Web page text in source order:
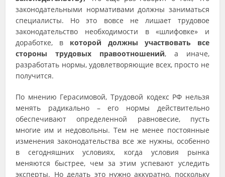
законодательными нормативами должны заниматься
специалисты. Но это вовсе не лишает трудовое
законодательство необходимости в «шлифовке» и
доработке, в которой должны участвовать все
стороны трудовых правоотношений, а иначе,
разработать нормы, удовлетворяющие всех, просто не
получится.
По мнению Герасимовой, Трудовой кодекс РФ нельзя
менять радикально – его нормы действительно
обеспечивают определенной равновесие, пусть
многие им и недовольны. Тем не менее постоянные
изменения законодательства все же нужны, особенно
в сегодняшних условиях, когда условия рынка
меняются быстрее, чем за этим успевают уследить
эксперты. Но делать это нужно аккуратно, поскольку